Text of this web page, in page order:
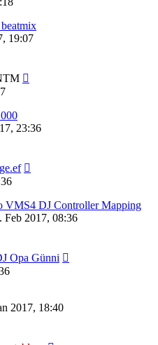
19:07
23:36
VMS4 DJ Controller Mapping
Feb 2017, 08:36
Opa Günni
2017, 18:40